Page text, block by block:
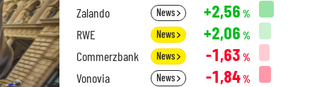
Zalando News +2,56 %
RWE News +2,06 %
Commerzbank News -1,63 %
Vonovia News -1,84%